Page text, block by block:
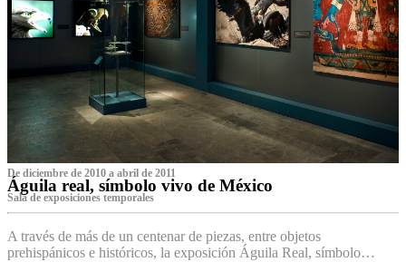
De diciembre de 2010 a abril de 2011
Águila real, símbolo vivo de México
Sala de exposiciones temporales
A través de más de un centenar de piezas, entre objetos
prehispánicos e históricos, la exposición Águila Real, símbolo…